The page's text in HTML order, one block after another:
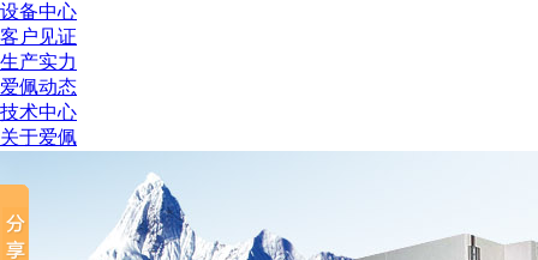
设备中心
客户见证
生产实力
爱佩动态
技术中心
关于爱佩